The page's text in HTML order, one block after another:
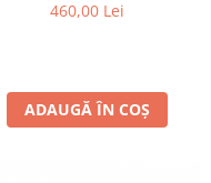
460,00 Lei
ADAUGĂ ÎN COȘ